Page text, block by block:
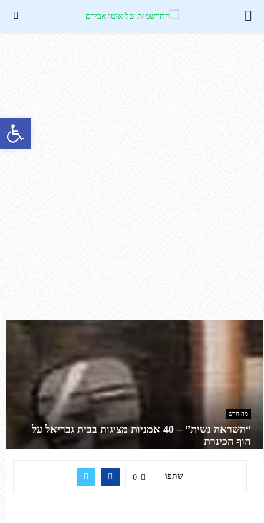
פתח סרגל נגישות
PRIMARY
מה חדש
“השראה נשית” – 40 אמניות מציגות בבית גבריאל על
חוף הכינרת
שתפו 0